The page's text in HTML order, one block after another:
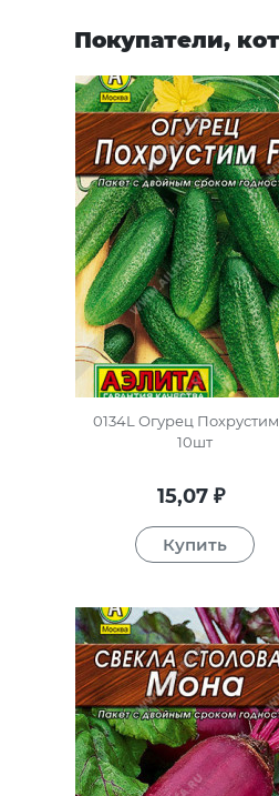
Покупатели,
0134L Огурец Похрустим
10шт
15,07 ₽